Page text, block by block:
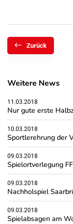
Zurück
Weitere News
11.03.2018
Nur gute erste
10.03.2018
Sportlerehrung der
09.03.2018
Spielortverlegung
09.03.2018
Nachholspiel
09.03.2018
Spielabsagen am